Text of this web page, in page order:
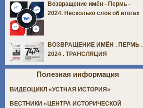
Возвращение имён - Пермь -
2024. Несколько слов об итогах
ВОЗВРАЩЕНИЕ ИМЁН . ПЕРМЬ .
2024 . ТРАНСЛЯЦИЯ
Полезная информация
ВИДЕОЦИКЛ «УСТНАЯ ИСТОРИЯ»
ВЕСТНИКИ «ЦЕНТРА ИСТОРИЧЕСКОЙ